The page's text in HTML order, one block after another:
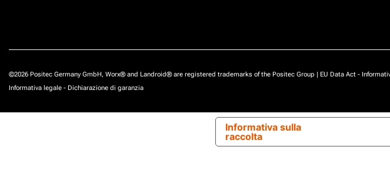
©2026 Positec Germany GmbH, Worx® and Landroid® are registered trademarks of the Positec Group | EU Data Act -
Informativa legale - Dichiarazione di garanzia
Informativa sulla
raccolta